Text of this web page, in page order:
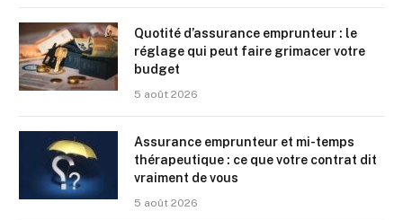
Quotité d’assurance emprunteur : le
réglage qui peut faire grimacer votre
budget
5 août 2026
Assurance emprunteur et mi-temps
thérapeutique : ce que votre contrat dit
vraiment de vous
5 août 2026